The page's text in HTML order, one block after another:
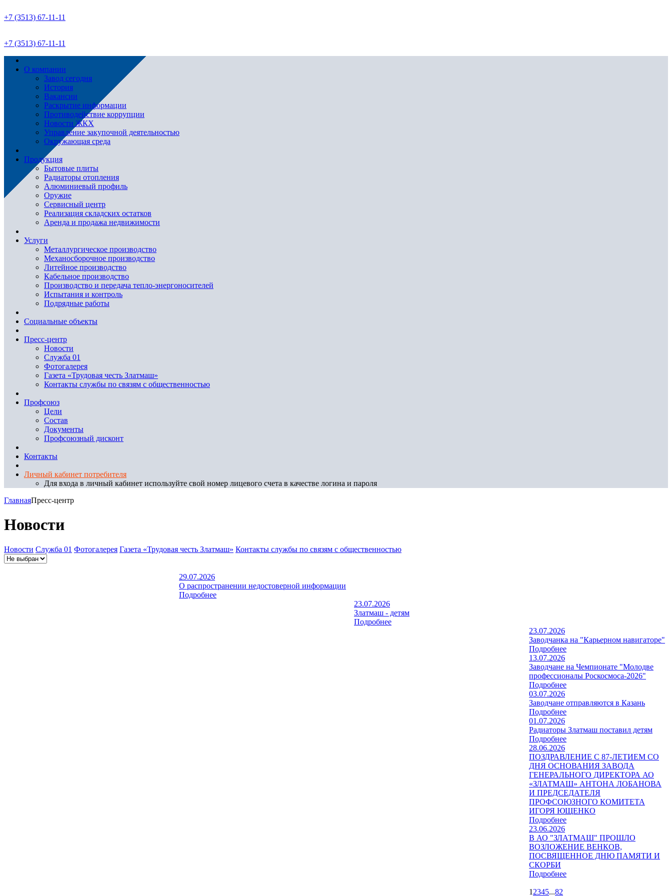
+7 (3513) 67-11-11
+7 (3513) 67-11-11
О компании
Завод сегодня
История
Вакансии
Раскрытие информации
Противодействие коррупции
Новости ЖКХ
Управление закупочной деятельностью
Окружающая среда
Продукция
Бытовые плиты
Радиаторы отопления
Алюминиевый профиль
Оружие
Сервисный центр
Реализация складских остатков
Аренда и продажа недвижимости
Услуги
Металлургическое производство
Механосборочное производство
Литейное производство
Кабельное производство
Производство и передача тепло-энергоносителей
Испытания и контроль
Подрядные работы
Социальные объекты
Пресс-центр
Новости
Служба 01
Фотогалерея
Газета «Трудовая честь Златмаш»
Контакты службы по связям с общественностью
Профсоюз
Цели
Состав
Документы
Профсоюзный дисконт
Контакты
Личный кабинет потребителя
Для входа в личный кабинет используйте свой номер лицевого счета в качестве логина и пароля
ГлавнаяПресс-центр
Новости
Новости Служба 01 Фотогалерея Газета «Трудовая честь Златмаш» Контакты службы по связям с общественностью
29.07.2026
О распространении недостоверной информации
Подробнее
23.07.2026
Златмаш - детям
Подробнее
23.07.2026
Заводчанка на "Карьерном навигаторе"
Подробнее
13.07.2026
Заводчане на Чемпионате "Молодве
профессионалы Роскосмоса-2026"
Подробнее
03.07.2026
Заводчане отправляются в Казань
Подробнее
01.07.2026
Радиаторы Златмаш поставил детям
Подробнее
28.06.2026
ПОЗДРАВЛЕНИЕ С 87-ЛЕТИЕМ СО
ДНЯ ОСНОВАНИЯ ЗАВОДА
ГЕНЕРАЛЬНОГО ДИРЕКТОРА АО
«ЗЛАТМАШ» АНТОНА ЛОБАНОВА
И ПРЕДСЕДАТЕЛЯ
ПРОФСОЮЗНОГО КОМИТЕТА
ИГОРЯ ЮЩЕНКО
Подробнее
23.06.2026
В АО "ЗЛАТМАШ" ПРОШЛО
ВОЗЛОЖЕНИЕ ВЕНКОВ,
ПОСВЯЩЕННОЕ ДНЮ ПАМЯТИ И
СКОРБИ
Подробнее
1 2345...82